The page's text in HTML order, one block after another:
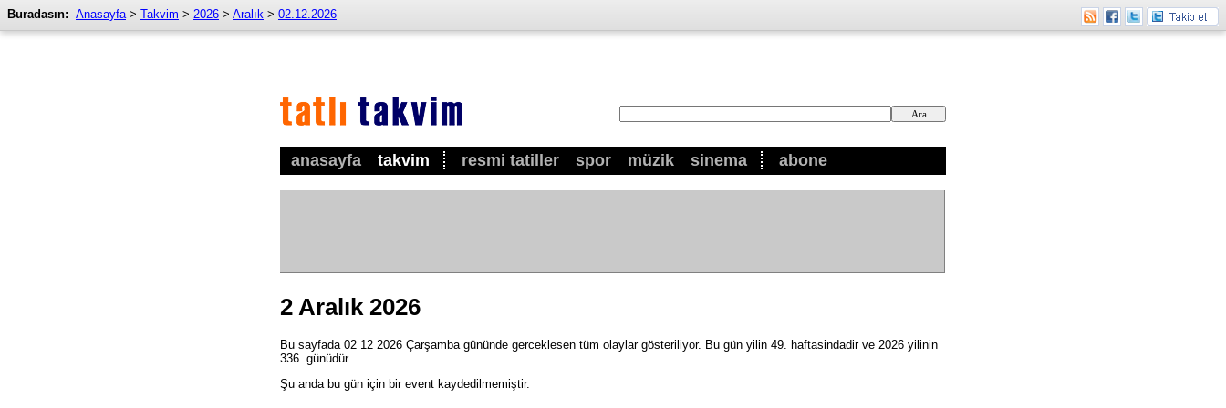
anasayfa takvim resmi tatiller spor müzik sinema abone
Buradasın: Anasayfa> Takvim > 2026 > Aralık > 02.12.2026
2 Aralık 2026
Bu sayfada 02 12 2026 Çarşamba gününde gerceklesen tüm olaylar gösteriliyor. Bu gün yilin 49. haftasindadir ve 2026 yilinin
336. günüdür.
Şu anda bu gün için bir event kaydedilmemiştir.